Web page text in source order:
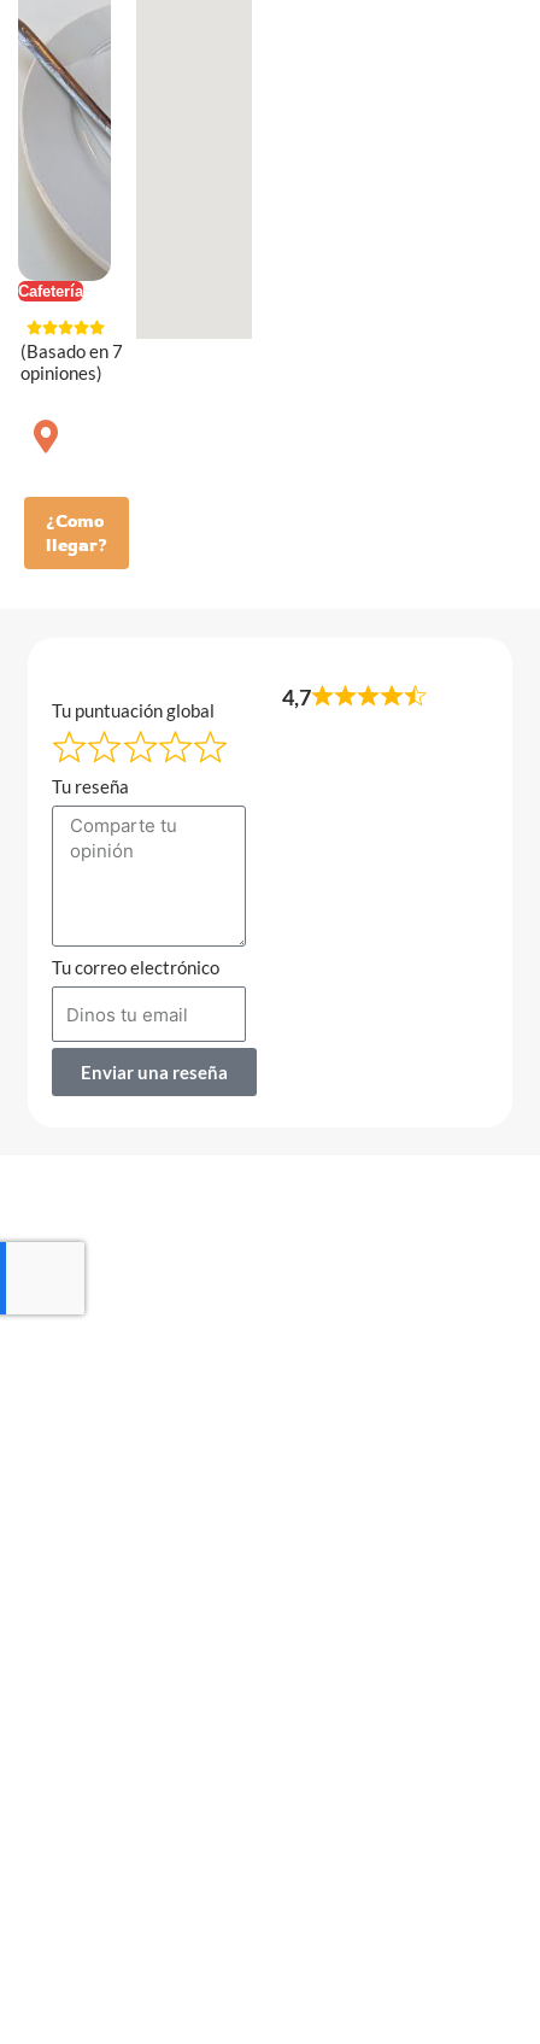
Cafetería
(Basado en 7
opiniones)
¿Como
llegar?
Tu puntuación global
Tu reseña
Tu correo electrónico
Enviar una reseña
4,7